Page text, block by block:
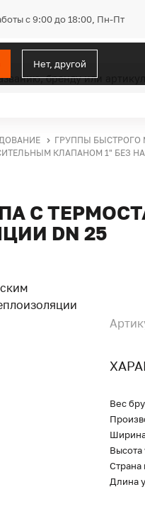
с 9:00 до 18:00, Пн-Пт
Нет, другой
ГРУППЫ БЫСТРОГО
КЛАПАНОМ 1" БЕЗ
С
DN 25
Вес
Высота
Страна
Длина